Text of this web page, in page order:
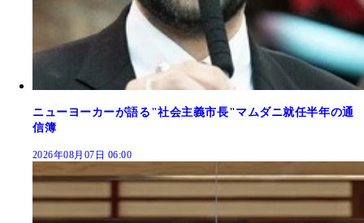
ニューヨーカーが語る"社会主義市長"マムダニ就任半年の通
信簿
2026年08月07日 06:00